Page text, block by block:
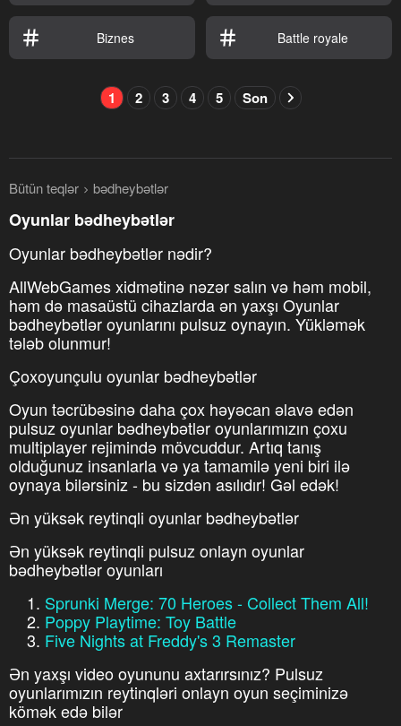
Biznes Battle royale
1 2 3 4 5 Son
Bütün teqlər bədheybətlər
Oyunlar bədheybətlər
Oyunlar bədheybətlər nədir?
AllWebGames xidmətinə nəzər salın və həm mobil,
həm də masaüstü cihazlarda ən yaxşı Oyunlar
bədheybətlər oyunlarını pulsuz oynayın. Yükləmək
tələb olunmur!
Çoxoyunçulu oyunlar bədheybətlər
Oyun təcrübəsinə daha çox həyəcan əlavə edən
pulsuz oyunlar bədheybətlər oyunlarımızın çoxu
multiplayer rejimində mövcuddur. Artıq tanış
olduğunuz insanlarla və ya tamamilə yeni biri ilə
oynaya bilərsiniz - bu sizdən asılıdır! Gəl edək!
Ən yüksək reytinqli oyunlar bədheybətlər
Ən yüksək reytinqli pulsuz onlayn oyunlar
bədheybətlər oyunları
Sprunki Merge: 70 Heroes - Collect Them All!
Poppy Playtime: Toy Battle
Five Nights at Freddy's 3 Remaster
Ən yaxşı video oyununu axtarırsınız? Pulsuz
oyunlarımızın reytinqləri onlayn oyun seçiminizə
kömək edə bilər